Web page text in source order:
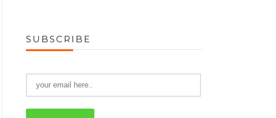
SUBSCRIBE